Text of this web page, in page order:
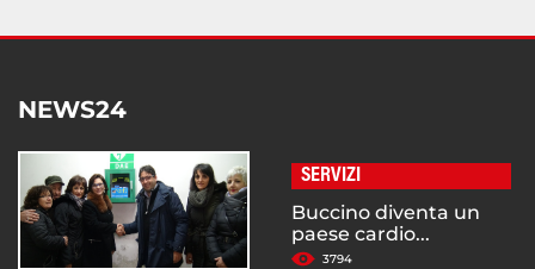
NEWS24
SERVIZI
Buccino diventa un
paese cardio...
3794